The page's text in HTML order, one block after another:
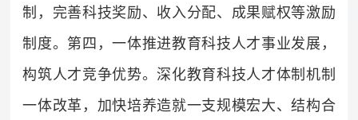
制，完善科技奖励、收入分配、成果赋权等激励
制度。第四，一体推进教育科技人才事业发展，
构筑人才竞争优势。深化教育科技人才体制机制
一体改革，加快培养造就一支规模宏大、结构合